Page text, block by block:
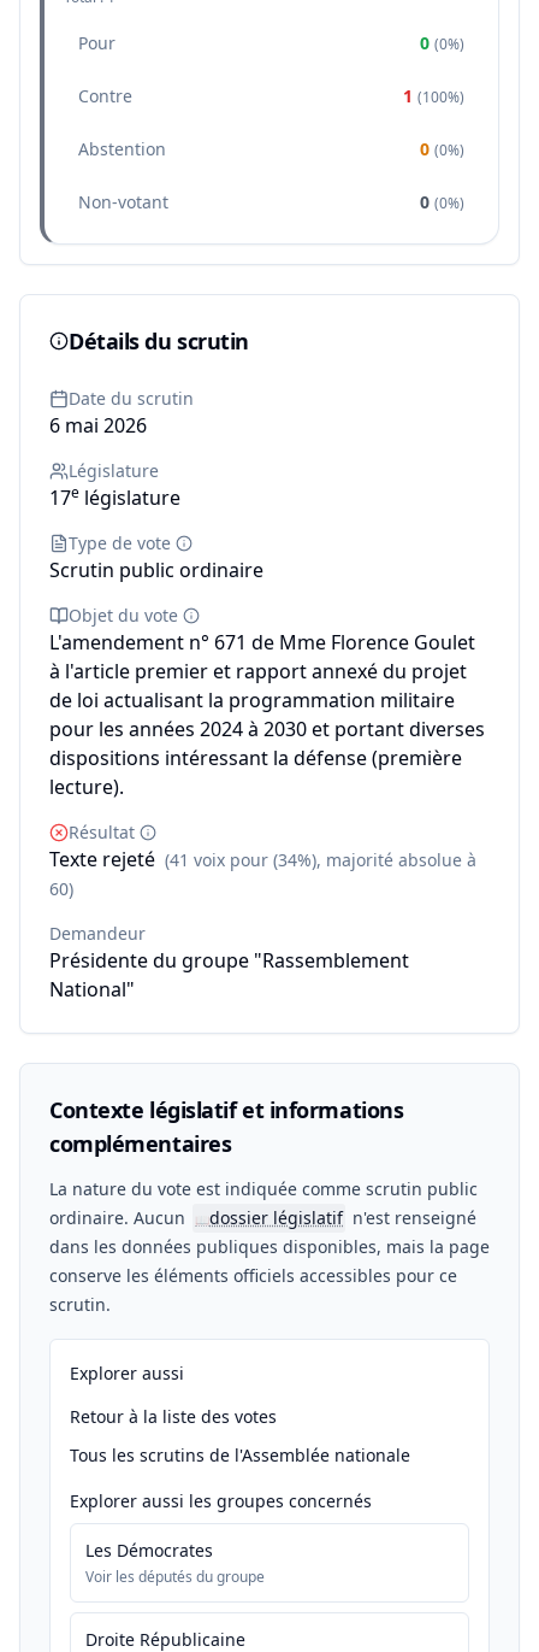
Pour 0 (0%)
Contre 1 (100%)
Abstention 0 (0%)
Non-votant 0 (0%)
Détails du scrutin
Date du scrutin
6 mai 2026
Législature
17e législature
Type de vote
Scrutin public ordinaire
Objet du vote
L'amendement n° 671 de Mme Florence Goulet
à l'article premier et rapport annexé du projet
de loi actualisant la programmation militaire
pour les années 2024 à 2030 et portant diverses
dispositions intéressant la défense (première
lecture).
Résultat
Texte rejeté (41 voix pour (34%), majorité absolue à
60)
Demandeur
Présidente du groupe "Rassemblement
National"
Contexte législatif et informations
complémentaires
La nature du vote est indiquée comme scrutin public
ordinaire. Aucun
📖dossier législatif n'est renseigné
dans les données publiques disponibles, mais la page
conserve les éléments officiels accessibles pour ce
scrutin.
Explorer aussi
Retour à la liste des votes
Tous les scrutins de l'Assemblée nationale
Explorer aussi les groupes concernés
Les Démocrates
Voir les députés du groupe
Droite Républicaine